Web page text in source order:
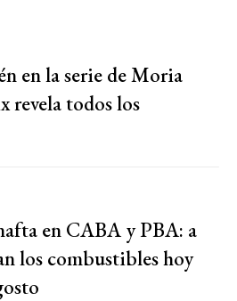
en la serie de Moria
revela todos los
en CABA y PBA: a
los combustibles hoy